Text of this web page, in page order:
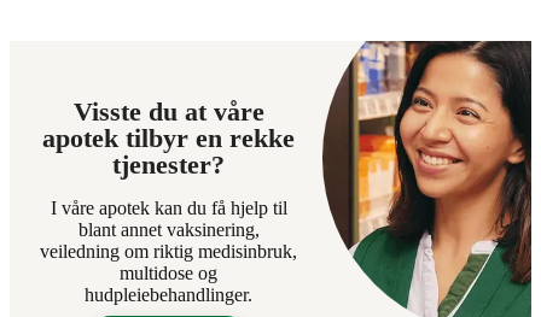
Visste du at våre
apotek tilbyr en rekke
tjenester?
I våre apotek kan du få hjelp til
blant annet vaksinering,
veiledning om riktig medisinbruk,
multidose og
hudpleiebehandlinger.